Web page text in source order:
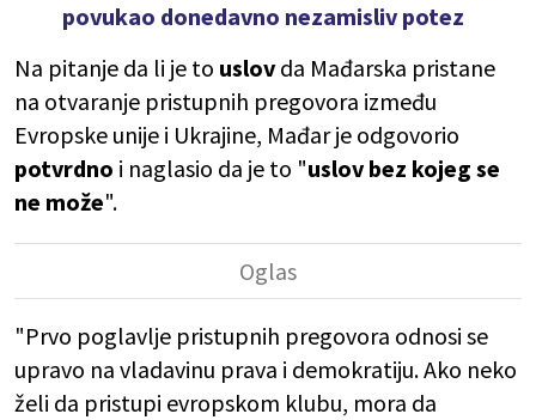
povukao donedavno nezamisliv potez
Na pitanje da li je to uslov da Mađarska pristane
na otvaranje pristupnih pregovora između
Evropske unije i Ukrajine, Mađar je odgovorio
potvrdno i naglasio da je to "uslov bez kojeg se
ne može".
"Prvo poglavlje pristupnih pregovora odnosi se
upravo na vladavinu prava i demokratiju. Ako neko
želi da pristupi evropskom klubu, mora da